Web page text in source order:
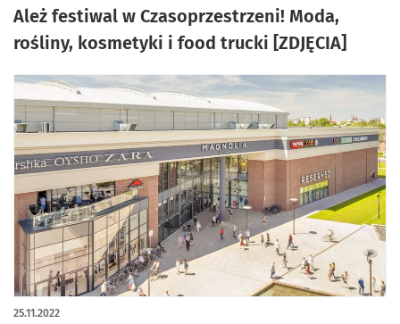
Ależ festiwal w Czasoprzestrzeni! Moda,
rośliny, kosmetyki i food trucki [ZDJĘCIA]
25.11.2022